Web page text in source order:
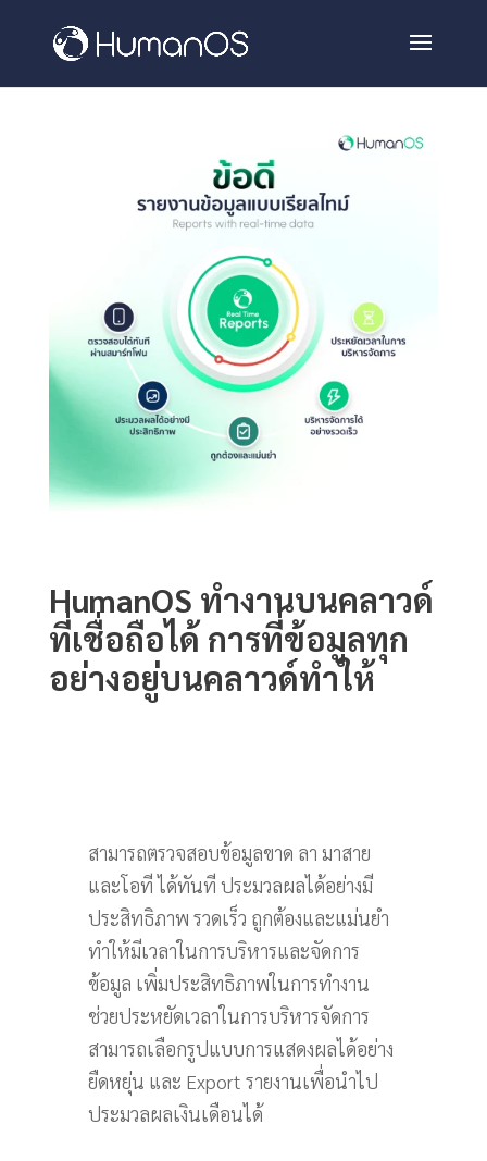
HumanOS ทำงานบนคลาวด์
ที่เชื่อถือได้ การที่ข้อมูลทุก
อย่างอยู่บนคลาวด์ทำให้
สามารถตรวจสอบข้อมูลขาด ลา มาสาย
และโอที ได้ทันที ประมวลผลได้อย่างมี
ประสิทธิภาพ รวดเร็ว ถูกต้องและแม่นยำ
ทำให้มีเวลาในการบริหารและจัดการ
ข้อมูล เพิ่มประสิทธิภาพในการทำงาน
ช่วยประหยัดเวลาในการบริหารจัดการ
สามารถเลือกรูปแบบการแสดงผลได้อย่าง
ยืดหยุ่น และ Export รายงานเพื่อนำไป
ประมวลผลเงินเดือนได้